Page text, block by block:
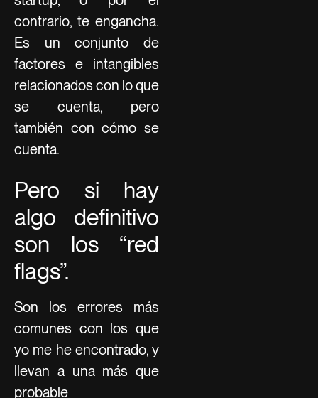
contrario, te engancha.
Es un conjunto de
factores e intangibles
relacionados con lo que
se cuenta, pero
también con cómo se
cuenta.
Pero si hay
algo definitivo
son los “red
flags”.
Son los errores más
comunes con los que
yo me he encontrado, y
llevan a una más que
probable